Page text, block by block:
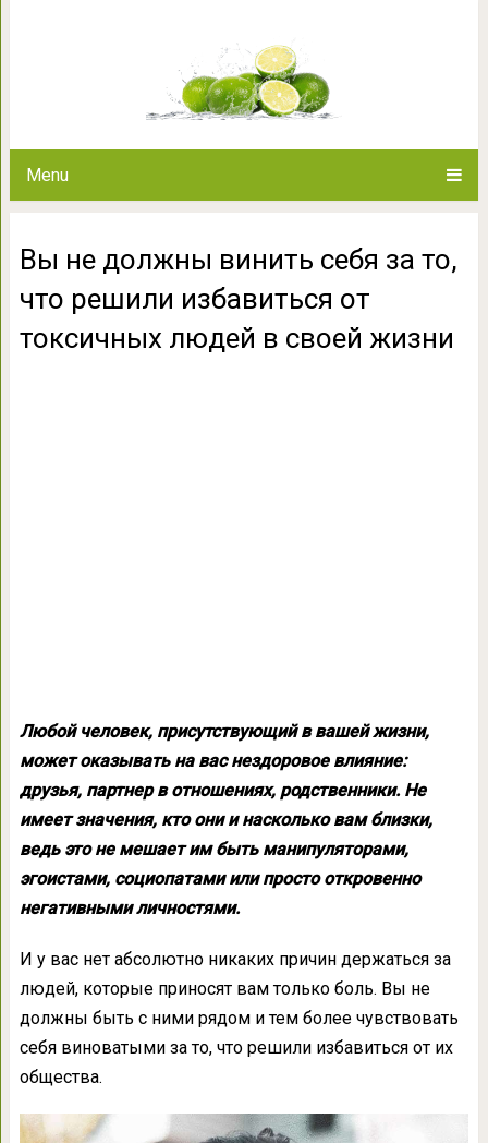
Menu
токсичных
Вы не должны винить себя за то,
что решили избавиться от
токсичных людей в своей жизни
Любой человек, присутствующий в вашей жизни,
может оказывать на вас нездоровое влияние:
друзья, партнер в отношениях, родственники. Не
имеет значения, кто они и насколько вам близки,
ведь это не мешает им быть манипуляторами,
эгоистами, социопатами или просто откровенно
негативными личностями.
И у вас нет абсолютно никаких причин держаться за
людей, которые приносят вам только боль. Вы не
должны быть с ними рядом и тем более чувствовать
себя виноватыми за то, что решили избавиться от их
общества.